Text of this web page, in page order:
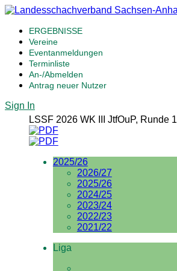
ERGEBNISSE
Vereine
Eventanmeldungen
Terminliste
An-/Abmelden
Antrag neuer Nutzer
Sign In
LSSF 2026 WK III JtfOuP, Runde 1
2025/26
2026/27
2025/26
2024/25
2023/24
2022/23
2021/22
Liga